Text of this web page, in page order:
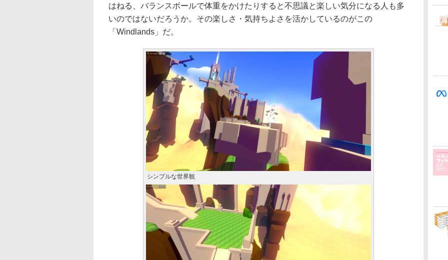
はねる、バランスボールで体重をかけたりすると不思議と楽しい気分になる人も多
いのではないだろうか。その楽しさ・気持ちよさを活かしているのがこの
「Windlands」だ。
シンプルな世界観